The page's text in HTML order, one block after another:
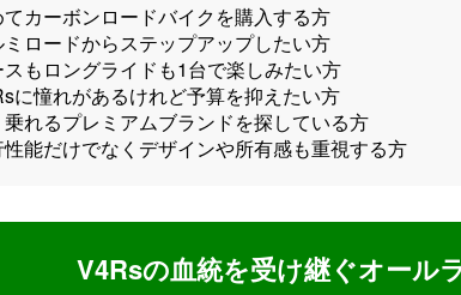
てカーボンロードバイクを購入する方
ミロードからステップアップしたい方
スもロングライドも1台で楽しみたい方
に憧れがあるけれど予算を抑えたい方
乗れるプレミアムブランドを探している方
性能だけでなくデザインや所有感も重視する方
V4Rsの血統を受け継ぐオール